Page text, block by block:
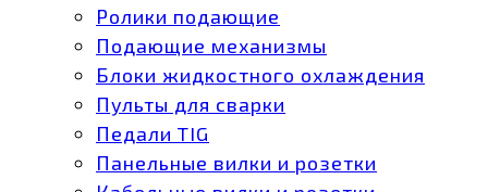
Ролики подающие
Подающие механизмы
Блоки жидкостного охлаждения
Пульты для сварки
Педали TIG
Панельные вилки и розетки